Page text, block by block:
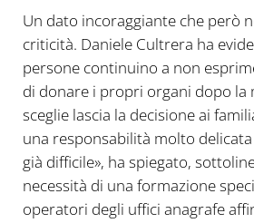
Un dato incoraggiante che però
criticità. Daniele Cultrera ha
persone continuino a non
di donare i propri organi dopo la
sceglie lascia la decisione ai
una responsabilità molto
già difficile», ha spiegato,
necessità di una formazione
operatori degli uffici anagrafe